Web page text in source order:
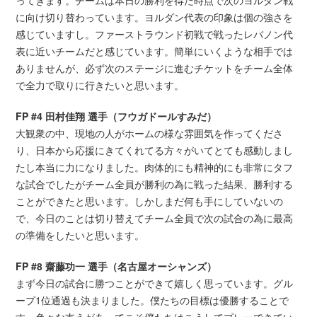
に向け切り替わっています。ヨルダン代表の印象は個の強さを
感じていますし。ファーストラウンド初戦で戦ったレバノン代
表に近いチームだと感じています。簡単にいくような相手では
ありませんが、必ず次のステージに進むチケットをチーム全体
で全力で取りに行きたいと思います。
FP #4 田村佳翔 選手（フウガドールすみだ）
大観衆の中、現地の人がホームの様な雰囲気を作ってくださ
り、日本から応援にきてくれてる方々がいてとても感動しまし
たし本当に力になりました。肉体的にも精神的にも非常にタフ
な試合でしたがチーム全員が勝利の為に戦った結果、勝利する
ことができたと思います。しかしまだ何も手にしていないの
で、今日のことは切り替えてチーム全員で次の試合の為に最高
の準備をしたいと思います。
FP #8 齋藤功一 選手（名古屋オーシャンズ）
まず今日の試合に勝つことができて嬉しく思っています。グル
ープ1位通過も決まりました。僕たちの目標は優勝することで